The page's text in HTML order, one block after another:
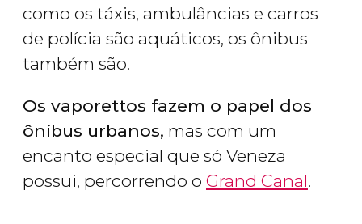
como os táxis, ambulâncias e carros
de polícia são aquáticos, os ônibus
também são.
Os vaporettos fazem o papel dos
ônibus urbanos, mas com um
encanto especial que só Veneza
possui, percorrendo o Grand Canal.